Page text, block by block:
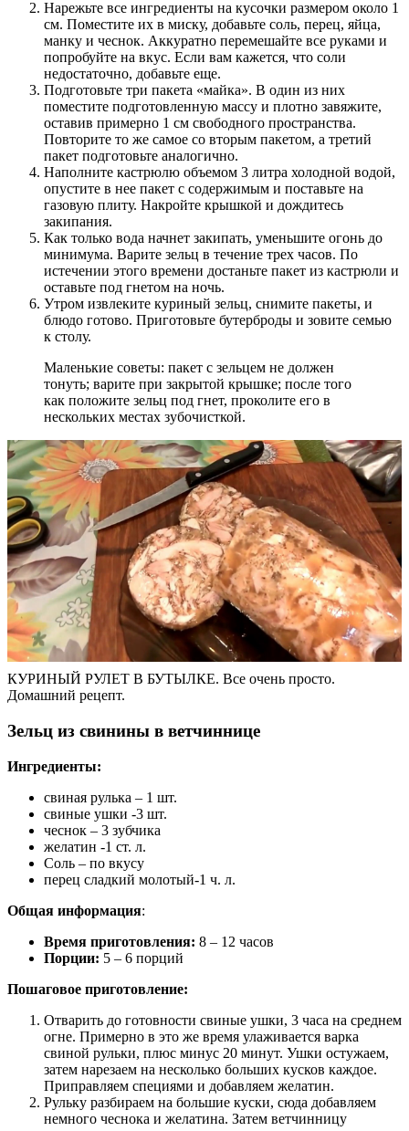
Нарежьте все ингредиенты на кусочки размером около 1
см. Поместите их в миску, добавьте соль, перец, яйца,
манку и чеснок. Аккуратно перемешайте все руками и
попробуйте на вкус. Если вам кажется, что соли
недостаточно, добавьте еще.
Подготовьте три пакета «майка». В один из них
поместите подготовленную массу и плотно завяжите,
оставив примерно 1 см свободного пространства.
Повторите то же самое со вторым пакетом, а третий
пакет подготовьте аналогично.
Наполните кастрюлю объемом 3 литра холодной водой,
опустите в нее пакет с содержимым и поставьте на
газовую плиту. Накройте крышкой и дождитесь
закипания.
Как только вода начнет закипать, уменьшите огонь до
минимума. Варите зельц в течение трех часов. По
истечении этого времени достаньте пакет из кастрюли и
оставьте под гнетом на ночь.
Утром извлеките куриный зельц, снимите пакеты, и
блюдо готово. Приготовьте бутерброды и зовите семью
к столу.
Маленькие советы: пакет с зельцем не должен
тонуть; варите при закрытой крышке; после того
как положите зельц под гнет, проколите его в
нескольких местах зубочисткой.
КУРИНЫЙ РУЛЕТ В БУТЫЛКЕ. Все очень просто.
Домашний рецепт.
Зельц из свинины в ветчиннице
Ингредиенты:
свиная рулька – 1 шт.
свиные ушки -3 шт.
чеснок – 3 зубчика
желатин -1 ст. л.
Соль – по вкусу
перец сладкий молотый-1 ч. л.
Общая информация:
Время приготовления: 8 – 12 часов
Порции: 5 – 6 порций
Пошаговое приготовление:
Отварить до готовности свиные ушки, 3 часа на среднем
огне. Примерно в это же время улаживается варка
свиной рульки, плюс минус 20 минут. Ушки остужаем,
затем нарезаем на несколько больших кусков каждое.
Приправляем специями и добавляем желатин.
Рульку разбираем на большие куски, сюда добавляем
немного чеснока и желатина. Затем ветчинницу